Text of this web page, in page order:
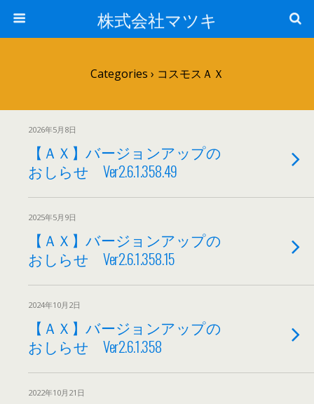
株式会社マツキ
Categories › コスモスＡＸ
2026年5月8日
【ＡＸ】バージョンアップの
おしらせ Ver2.6.1.358.49
2025年5月9日
【ＡＸ】バージョンアップの
おしらせ Ver2.6.1.358.15
2024年10月2日
【ＡＸ】バージョンアップの
おしらせ Ver2.6.1.358
2022年10月21日